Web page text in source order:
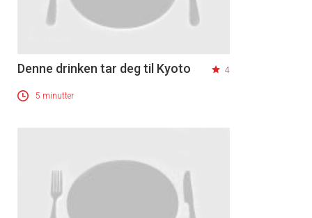
Denne drinken tar deg til Kyoto 4
5 minutter